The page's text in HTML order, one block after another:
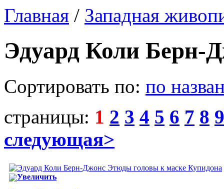
Главная / Западная
Эдуард Коли Берн-
Сортировать по: по
страницы: 1 2 3 4 5 6 7 8 9
следующая>
Увеличить